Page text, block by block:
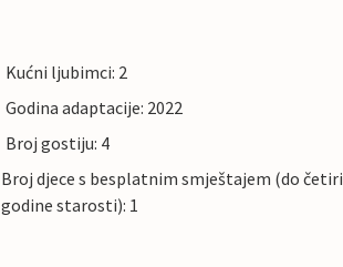
Kućni ljubimci: 2
Godina adaptacije: 2022
Broj gostiju: 4
Broj djece s besplatnim smještajem (do četiri
godine starosti): 1